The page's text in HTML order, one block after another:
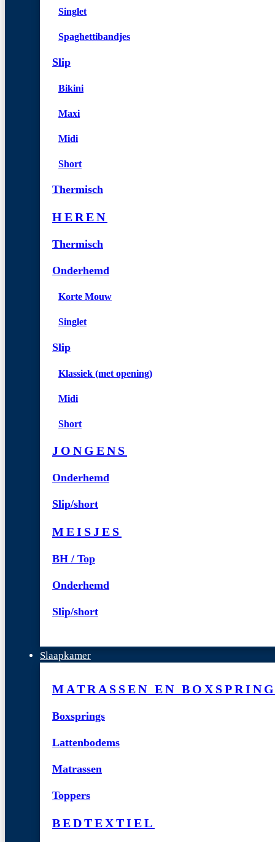
Singlet
Spaghettibandjes
Slip
Bikini
Maxi
Midi
Short
Thermisch
HEREN
Thermisch
Onderhemd
Korte Mouw
Singlet
Slip
Klassiek (met opening)
Midi
Short
JONGENS
Onderhemd
Slip/short
MEISJES
BH / Top
Onderhemd
Slip/short
Slaapkamer
MATRASSEN EN
Boxsprings
Lattenbodems
Matrassen
Toppers
BEDTEXTIEL